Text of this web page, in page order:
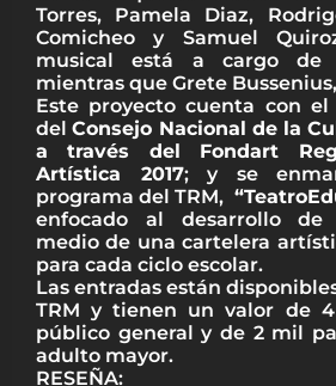
Torres, Pamela Diaz,
Comicheo y Samuel
musical está a cargo de
mientras que Grete
Este proyecto cuenta con
delConsejo Nacional de la
a través del Fondart
Artística 2017; y se
programa del TRM,
enfocado al desarrollo de
medio de una cartelera
para cada ciclo escolar.
Las entradas están
TRM y tienen un valor de
público general y de 2 mil
adulto mayor.
RESEÑA: